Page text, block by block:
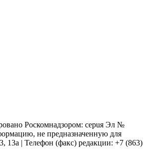
Роскомнадзором: серuя Эл №
не предназначенную для
13а | Телефон (факс) редакции: +7 (863)